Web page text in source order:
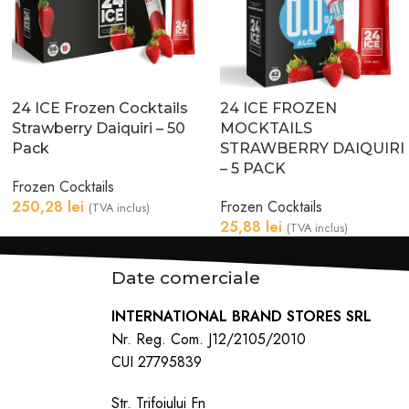
24 ICE Frozen Cocktails
Strawberry Daiquiri – 50
Pack
Frozen Cocktails
250,28 lei (TVA inclus)
24 ICE FROZEN
MOCKTAILS
STRAWBERRY DAIQUIRI
– 5 PACK
Frozen Cocktails
25,88 lei (TVA inclus)
Date comerciale
INTERNATIONAL BRAND STORES SRL
Nr. Reg. Com. J12/2105/2010
CUI 27795839
Str. Trifoiului Fn